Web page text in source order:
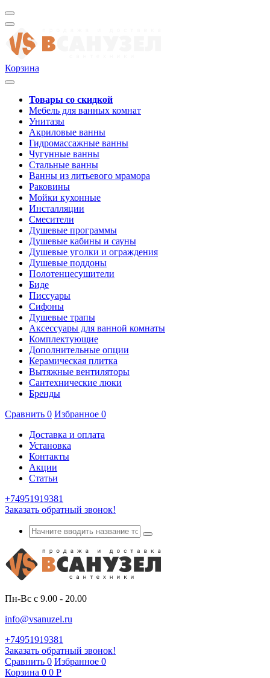
Корзина
Товары со скидкой
Мебель для ванных комнат
Унитазы
Акриловые ванны
Гидромассажные ванны
Чугунные ванны
Стальные ванны
Ванны из литьевого мрамора
Раковины
Мойки кухонные
Инсталляции
Смесители
Душевые программы
Душевые кабины и сауны
Душевые уголки и ограждения
Душевые поддоны
Полотенцесушители
Биде
Писсуары
Сифоны
Душевые трапы
Аксессуары для ванной комнаты
Комплектующие
Дополнительные опции
Керамическая плитка
Вытяжные вентиляторы
Сантехнические люки
Бренды
Сравнить 0 Избранное 0
Доставка и оплата
Установка
Контакты
Акции
Статьи
+74951919381
Заказать обратный звонок!
Пн-Вс с 9.00 - 20.00
info@vsanuzel.ru
+74951919381
Заказать обратный звонок!
Сравнить 0 Избранное 0
Корзина 0 0 Р